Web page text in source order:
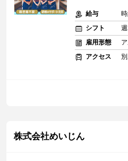
給与
シフト
雇用形態
アクセス
株式会社めいじん